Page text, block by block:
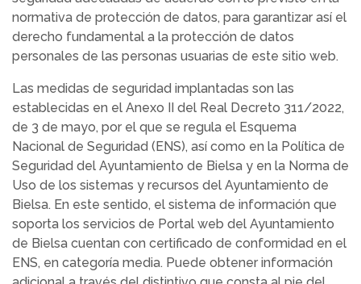
normativa de protección de datos, para garantizar así el
derecho fundamental a la protección de datos
personales de las personas usuarias de este sitio web.
Las medidas de seguridad implantadas son las
establecidas en el Anexo II del Real Decreto 311/2022,
de 3 de mayo, por el que se regula el Esquema
Nacional de Seguridad (ENS), así como en la Política de
Seguridad del Ayuntamiento de Bielsa y en la Norma de
Uso de los sistemas y recursos del Ayuntamiento de
Bielsa. En este sentido, el sistema de información que
soporta los servicios de Portal web del Ayuntamiento
de Bielsa cuentan con certificado de conformidad en el
ENS, en categoría media. Puede obtener información